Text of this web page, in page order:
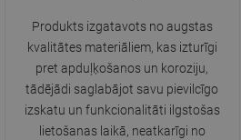
Produkts izgatavots no augstas
kvalitātes materiāliem, kas izturīgi
pret apduļķošanos un koroziju,
tādējādi saglabājot savu pievilcīgo
izskatu un funkcionalitāti ilgstošas
lietošanas laikā, neatkarīgi no